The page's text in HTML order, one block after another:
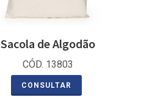
Sacola de Algodão
CÓD. 13803
CONSULTAR